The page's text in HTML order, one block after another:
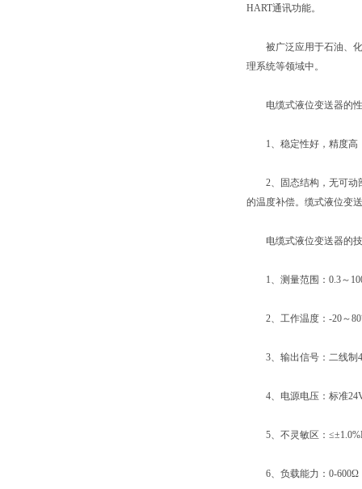
HART通讯功能。
被广泛应用于石油、化
理系统等领域中。
电缆式液位变送器的性
1、稳定性好，精度高
2、固态结构，无可动部
的温度补偿。缆式液位变
电缆式液位变送器的技
1、测量范围：0.3～
2、工作温度：-20～
3、输出信号：二线制4
4、电源电压：标准
5、不灵敏区：
6、负载能力：0-600Ω